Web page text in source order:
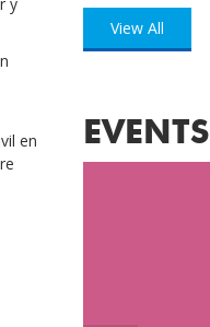
en
View All
EVENTS